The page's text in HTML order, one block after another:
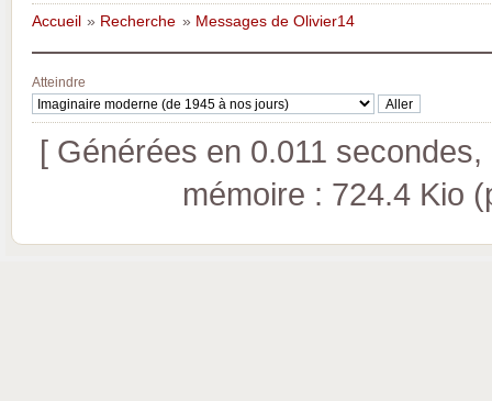
Accueil » Recherche » Messages de Olivier14
Atteindre
[ Générées en 0.011
mémoire : 724.4 Kio